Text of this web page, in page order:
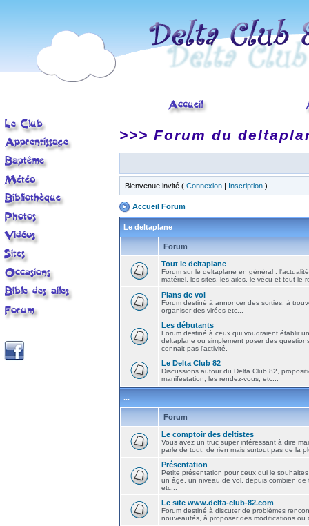
>>> Forum du
Bienvenue invité ( Connexion | Inscription )
Accueil Forum
Le deltaplane
Forum
Tout le deltaplane
Forum sur le deltaplane en général :
matériel, les sites, les ailes, le vécu et tout le
Plans de vol
Forum destiné à annoncer des sorties, à
organiser des virées etc...
Les débutants
Forum destiné à ceux qui voudraient établir
deltaplane ou simplement poser des
connait pas l'activité.
Le Delta Club 82
Discussions autour du Delta Club 82,
manifestation, les rendez-vous, etc...
...
Forum
Le comptoir des deltistes
Vous avez un truc super intéressant à dire
parle de tout, de rien mais surtout pas de la
Présentation
Petite présentation pour ceux qui le
un âge, un niveau de vol, depuis combien de
etc...
Le site www.delta-club-82.com
Forum destiné à discuter de problèmes
nouveautés, à proposer des modifications ou